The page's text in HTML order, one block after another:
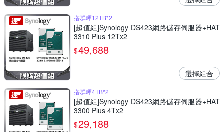
搭群暉12TB*2
[超值組]Synology DS423網路儲存伺服器+HAT
3310 Plus 12Tx2
$49,688
選擇組合
搭群暉4TB*2
[超值組]Synology DS423網路儲存伺服器+HAT
3300 Plus 4Tx2
$29,188